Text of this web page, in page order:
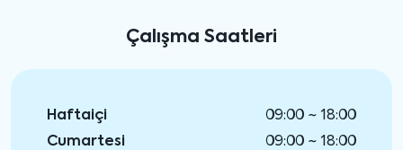
Çalışma Saatleri
Haftaiçi
09:00 ~ 18:00
Cumartesi
09:00 ~ 18:00